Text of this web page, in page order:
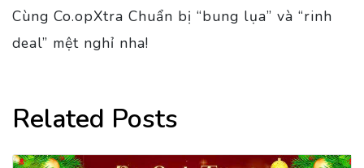
Cùng Co.opXtra Chuẩn bị “bung lụa” và “rinh
deal” mệt nghỉ nha!
Related Posts